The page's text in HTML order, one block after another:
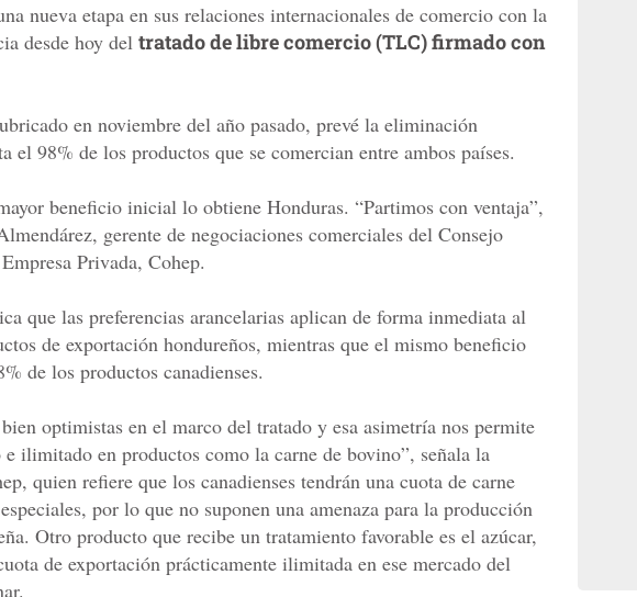
nueva etapa en sus relaciones internacionales de comercio con la
desde hoy del tratado de libre comercio (TLC) firmado con
en noviembre del año pasado, prevé la eliminación
el 98% de los productos que se comercian entre ambos países.
beneficio inicial lo obtiene Honduras. “Partimos con ventaja”,
gerente de negociaciones comerciales del Consejo
Privada, Cohep.
que las preferencias arancelarias aplican de forma inmediata al
de exportación hondureños, mientras que el mismo beneficio
de los productos canadienses.
optimistas en el marco del tratado y esa asimetría nos permite
e ilimitado en productos como la carne de bovino”, señala la
quien refiere que los canadienses tendrán una cuota de carne
por lo que no suponen una amenaza para la producción
Otro producto que recibe un tratamiento favorable es el azúcar,
de exportación prácticamente ilimitada en ese mercado del